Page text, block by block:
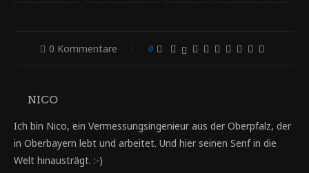
0 Kommentare 0
NICO
Ich bin Nico, ein Vermessungsingenieur aus der Oberpfalz, der
in Oberbayern lebt und arbeitet. Und hier seinen Senf in die
Welt hinausträgt. :-)